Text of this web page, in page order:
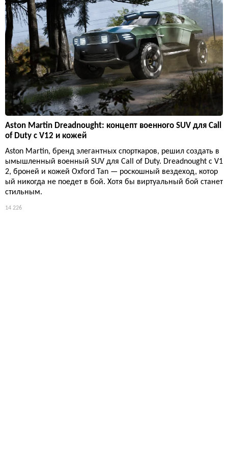
Aston Martin Dreadnought: концепт военного SUV для Call
of Duty с V12 и кожей
Aston Martin, бренд элегантных спорткаров, решил создать в
ымышленный военный SUV для Call of Duty. Dreadnought с V1
2, броней и кожей Oxford Tan — роскошный вездеход, котор
ый никогда не поедет в бой. Хотя бы виртуальный бой станет
стильным.
14 226